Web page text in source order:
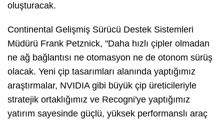
oluşturacak.
Continental Gelişmiş Sürücü Destek Sistemleri
Müdürü Frank Petznick, "Daha hızlı çipler olmadan
ne ağ bağlantısı ne otomasyon ne de otonom sürüş
olacak. Yeni çip tasarımları alanında yaptığımız
araştırmalar, NVIDIA gibi büyük çip üreticileriyle
stratejik ortaklığımız ve Recogni'ye yaptığımız
yatırım sayesinde güçlü, yüksek performanslı araç